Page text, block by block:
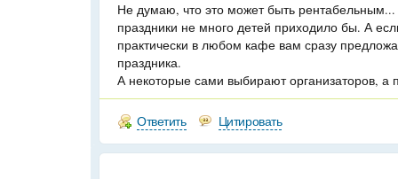
Не думаю, что это может быть рентабельным...
праздники не много детей приходило бы. А
практически в любом кафе вам сразу
праздника.
А некоторые сами выбирают организаторов, а
Ответить Цитировать